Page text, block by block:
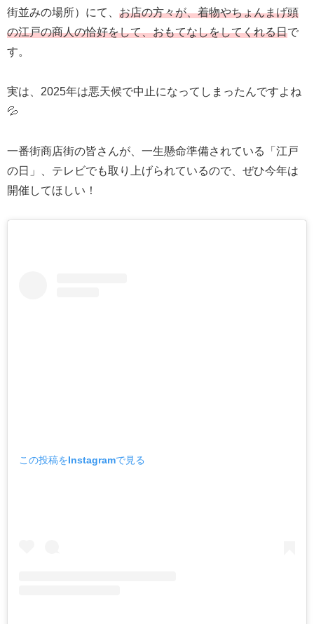
街並みの場所）にて、 お店の方々が、着物やちょんまげ頭
の江戸の商人の恰好をして、おもてなしをしてくれる日で
す。
実は、2025年は悪天候で中止になってしまったんですよね
💦
一番街商店街の皆さんが、一生懸命準備されている「江戸
の日」、テレビでも取り上げられているので、ぜひ今年は
開催してほしい！
この投稿をInstagramで見る